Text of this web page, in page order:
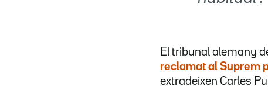
El tribunal alemany
reclamat al Suprem
extradeixen Carles